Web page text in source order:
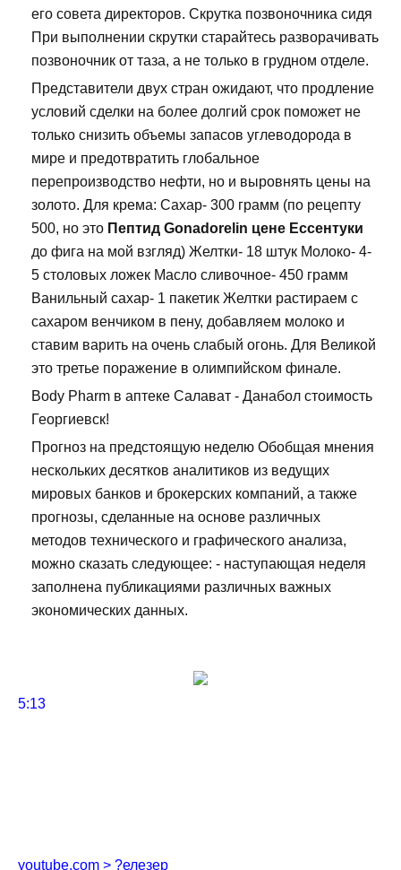
его совета директоров. Скрутка позвоночника сидя
При выполнении скрутки старайтесь разворачивать
позвоночник от таза, а не только в грудном отделе.
Представители двух стран ожидают, что продление
условий сделки на более долгий срок поможет не
только снизить объемы запасов углеводорода в
мире и предотвратить глобальное
перепроизводство нефти, но и выровнять цены на
золото. Для крема: Сахар- 300 грамм (по рецепту
500, но это Пептид Gonadorelin цене Ессентуки
до фига на мой взгляд) Желтки- 18 штук Молоко- 4-
5 столовых ложек Масло сливочное- 450 грамм
Ванильный сахар- 1 пакетик Желтки растираем с
сахаром венчиком в пену, добавляем молоко и
ставим варить на очень слабый огонь. Для Великой
это третье поражение в олимпийском финале.
Body Pharm в аптеке Салават - Данабол стоимость
Георгиевск!
Прогноз на предстоящую неделю Обобщая мнения
нескольких десятков аналитиков из ведущих
мировых банков и брокерских компаний, а также
прогнозы, сделанные на основе различных
методов технического и графического анализа,
можно сказать следующее: - наступающая неделя
заполнена публикациями различных важных
экономических данных.
5:13
youtube.com > ?елезер